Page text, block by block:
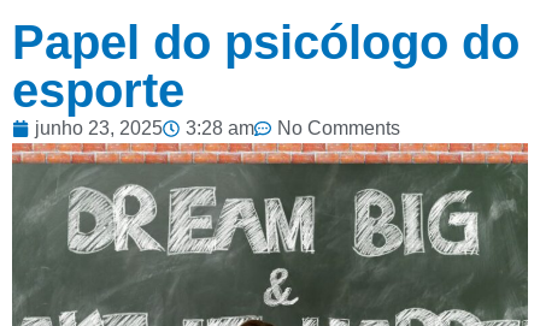
Papel do psicólogo do
esporte
junho 23, 2025 3:28 am No Comments